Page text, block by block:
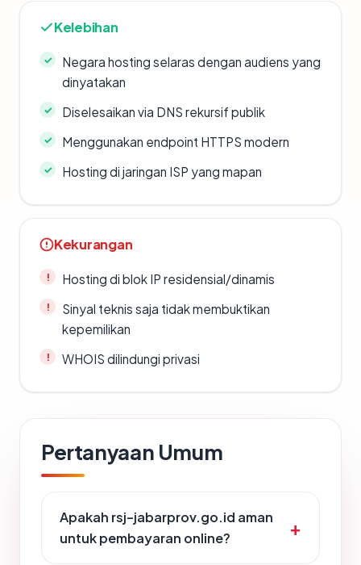
Kelebihan
Negara hosting selaras dengan audiens yang
dinyatakan
Diselesaikan via DNS rekursif publik
Menggunakan endpoint HTTPS modern
Hosting di jaringan ISP yang mapan
Kekurangan
Hosting di blok IP residensial/dinamis
Sinyal teknis saja tidak membuktikan
kepemilikan
WHOIS dilindungi privasi
Pertanyaan Umum
Apakah rsj-jabarprov.go.id aman
untuk pembayaran online?